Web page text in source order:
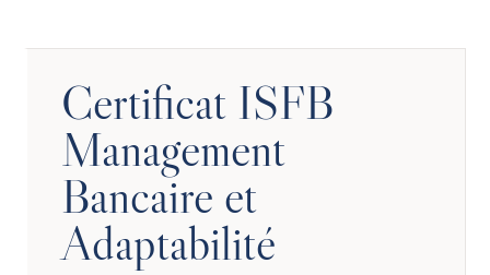
Certificat ISFB
Management
Bancaire et
Adaptabilité